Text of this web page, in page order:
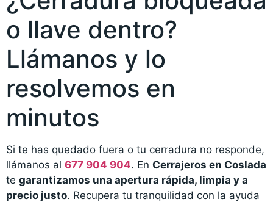
o llave dentro?
Llámanos y lo
resolvemos en
minutos
Si te has quedado fuera o tu cerradura no responde,
llámanos al 677 904 904. En Cerrajeros en Coslada
te garantizamos una apertura rápida, limpia y a
precio justo. Recupera tu tranquilidad con la ayuda